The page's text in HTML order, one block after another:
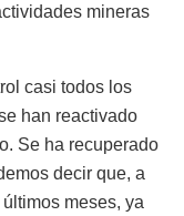
mineras
casi todos los
han reactivado
Se ha recuperado
decir que, a
meses, ya